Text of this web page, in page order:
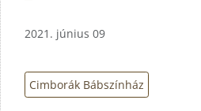
2021. június 09
Cimborák Bábszínház